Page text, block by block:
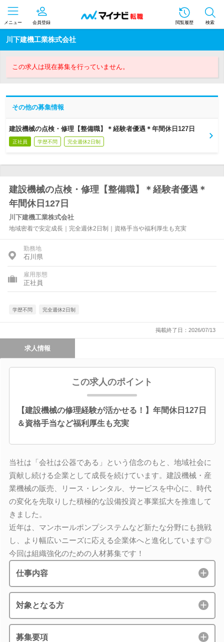
メニュー 会員登録 閲覧履歴 検索
川下建機工業株式会社
この求人は現在募集を行っていません。
その他の募集情報
建設機械の点検・修理【整備職】＊経験者優遇＊年間休日127日
正社員 学歴不問 完全週休2日制
建設機械の点検・修理【整備職】＊経験者優遇＊
年間休日127日
川下建機工業株式会社
地域密着で安定成長｜完全週休2日制｜資格手当や福利厚生も充実
勤務地
石川県
雇用形態
正社員
学歴不問 完全週休2日制
掲載終了日：2026/07/13
求人情報
この求人のポイント
【建設機械の修理経験が活かせる！】年間休日127日
＆資格手当など福利厚生も充実
当社は「会社は公器である」という信念のもと、地域社会に
貢献し続ける企業として成長を続けています。建設機械・産
業機械の販売、リース・レンタル、サービスを中心に、時代
の変化を先取りした積極的な設備投資と事業拡大を推進して
きました。
近年は、マンホールポンプシステムなど新たな分野にも挑戦
し、より幅広いニーズに応える企業体へと進化しています◎
今回は組織強化のための人材募集です！
仕事内容
対象となる方
募集要項